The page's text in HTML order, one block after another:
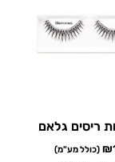
ריסים גלאם
₪ (כולל מע"מ)